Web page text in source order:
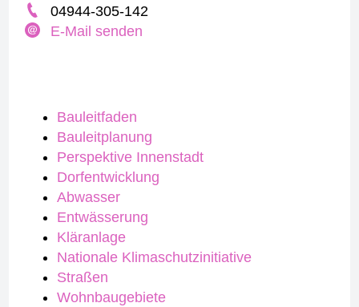
Bauleitfaden
Bauleitplanung
Perspektive Innenstadt
Dorfentwicklung
Abwasser
Entwässerung
Kläranlage
Nationale Klimaschutzinitiative
Straßen
Wohnbaugebiete
04944-305-142
E-Mail senden